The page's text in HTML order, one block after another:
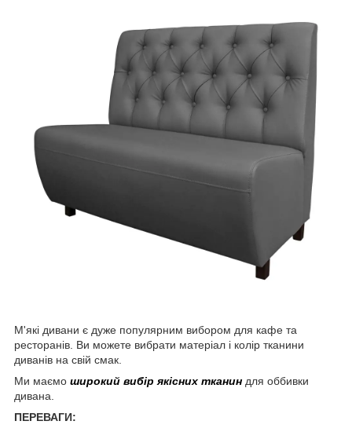
М'які дивани є дуже популярним вибором для кафе та
ресторанів. Ви можете вибрати матеріал і колір тканини
диванів на свій смак.
Ми маємо широкий вибір якісних тканин для оббивки
дивана.
ПЕРЕВАГИ: